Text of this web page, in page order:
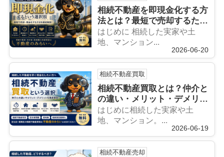
相続不動産を即現金化する方
法とは？最短で売却するため
のポイントを徹底解説
はじめに 相続した実家や土
地、マンション...
2026-06-20
相続不動産買取
相続不動産買取とは？仲介と
の違い・メリット・デメリッ
トを徹底解説
はじめに相続した実家や土
地、マンション。...
2026-06-19
相続不動産売却